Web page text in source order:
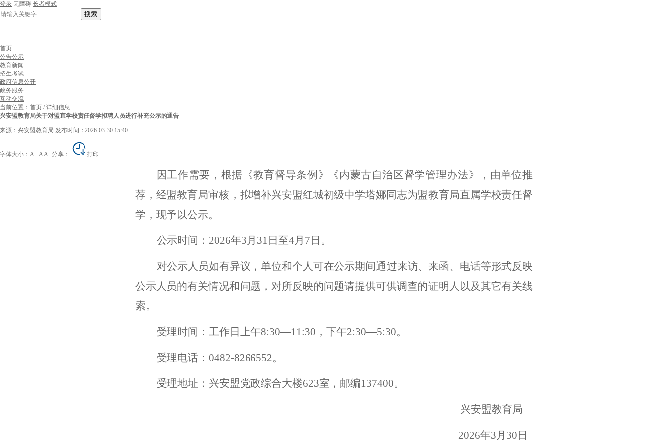
登录 无障碍 长者模式
搜索
首页
公告公示
教育新闻
招生考试
政府信息公开
政务服务
互动交流
当前位置： 首页 /详细信息
兴安盟教育局关于对盟直学校责任督学拟聘人员进行补充公示的通告
来源：兴安盟教育局 发布时间：2026-03-30 15:40
字体大小： A+ AA- 分享： 打印
因工作需要， 根据《教育督导条例》《内蒙古自治区督学管理办法》，由单位推
荐，经盟教育局审核 ， 拟增补兴安盟红城初级中学塔娜同志为盟教育局直属学校责任督
学， 现予以公示。
公示时间： 2026年3月 31 日至4月 7 日。
对公示人员如有异议，单位和个人可在公示期间通过来访、来函、电话等形式反映
公示人员的有关情况和问题，对所反映的问题请提供可供调查的证明人以及其它有关线
索。
受理时间：工作日上午8:30—11:30 ，下午2:30—5:30。
受理电话： 0482-8266552。
受理地址：兴安盟党政综合大楼623室，邮编137400。
兴安盟教育局
2026年3月 30 日